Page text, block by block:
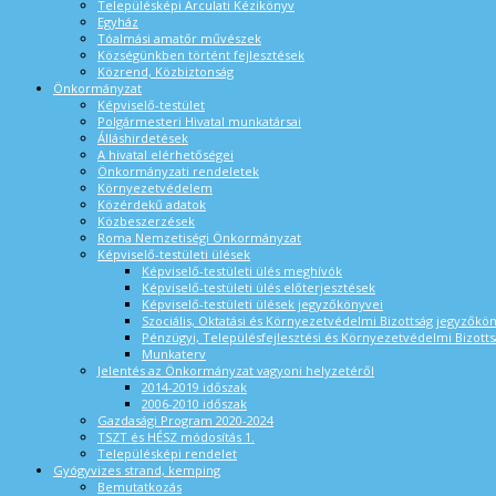
Településképi Arculati Kézikönyv
Egyház
Tóalmási amatőr művészek
Községünkben történt fejlesztések
Közrend, Közbiztonság
Önkormányzat
Képviselő-testület
Polgármesteri Hivatal munkatársai
Álláshirdetések
A hivatal elérhetőségei
Önkormányzati rendeletek
Környezetvédelem
Közérdekű adatok
Közbeszerzések
Roma Nemzetiségi Önkormányzat
Képviselő-testületi ülések
Képviselő-testületi ülés meghívók
Képviselő-testületi ülés előterjesztések
Képviselő-testületi ülések jegyzőkönyvei
Szociális, Oktatási és Környezetvédelmi Bizottság
Pénzügyi, Településfejlesztési és Környezetvédelmi
Munkaterv
Jelentés az Önkormányzat vagyoni helyzetéről
2014-2019 időszak
2006-2010 időszak
Gazdasági Program 2020-2024
TSZT és HÉSZ módosítás 1.
Településképi rendelet
Gyógyvizes strand, kemping
Bemutatkozás